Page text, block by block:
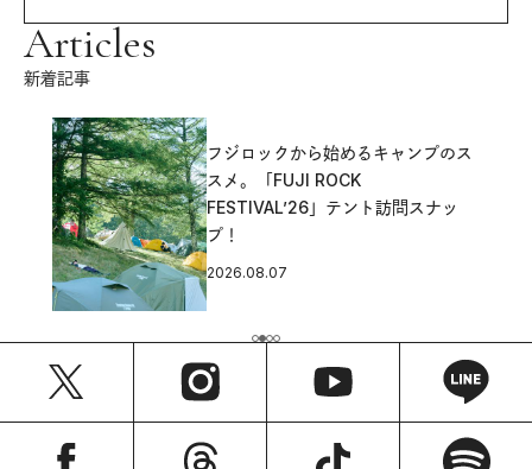
Articles
新着記事
フジロックから始めるキャンプのス
スメ。「FUJI ROCK
FESTIVAL’26」テント訪問スナッ
プ！
2026.08.07